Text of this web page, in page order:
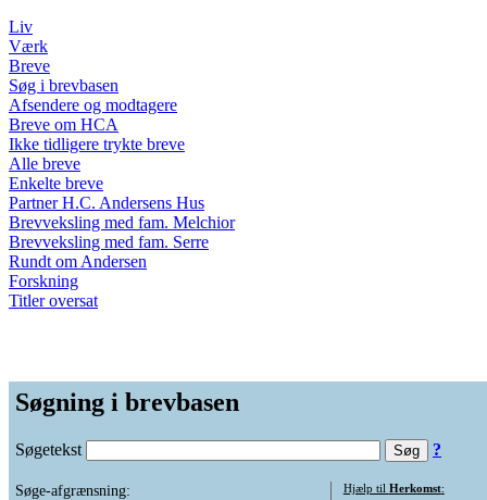
Liv
Værk
Breve
Søg i brevbasen
Afsendere og modtagere
Breve om HCA
Ikke tidligere trykte breve
Alle breve
Enkelte breve
Partner H.C. Andersens Hus
Brevveksling med fam. Melchior
Brevveksling med fam. Serre
Rundt om Andersen
Forskning
Titler oversat
Søgning i brevbasen
Søgetekst ?
Søge-afgrænsning:
Hjælp til Herkomst: